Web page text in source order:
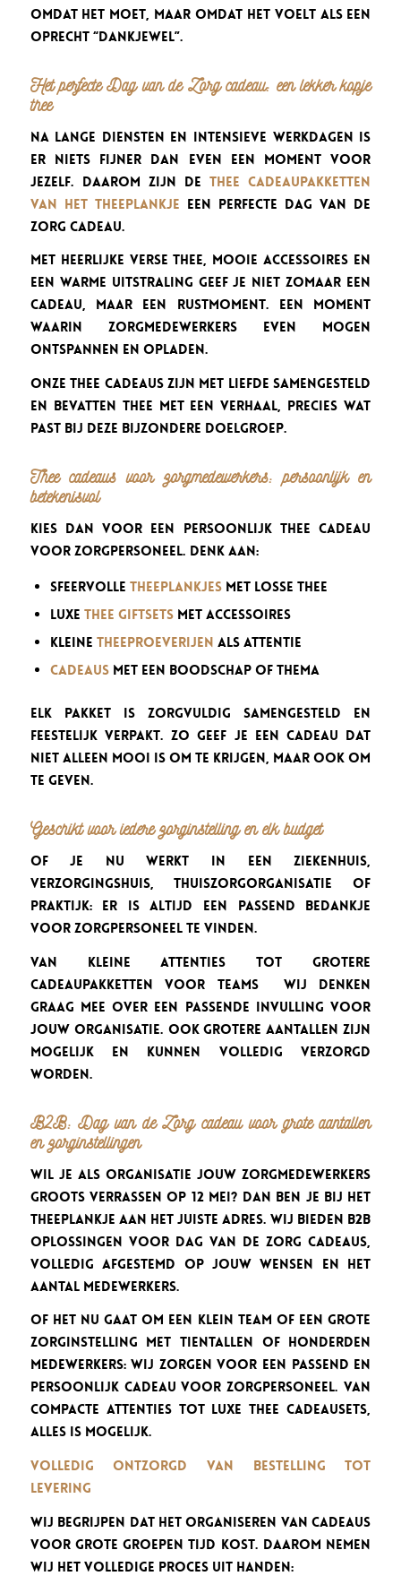
omdat het moet, maar omdat het voelt als een
oprecht “dankjewel”.
Het perfecte Dag van de Zorg cadeau: een lekker kopje
thee
Na lange diensten en intensieve werkdagen is
er niets fijner dan even een moment voor
jezelf. Daarom zijn dethee cadeaupakketten
van Het Theeplankje een perfecte Dag van de
Zorg cadeau.
Met heerlijke verse thee, mooie accessoires en
een warme uitstraling geef je niet zomaar een
cadeau, maar een rustmoment. Een moment
waarin zorgmedewerkers even mogen
ontspannen en opladen.
Onze thee cadeaus zijn met liefde samengesteld
en bevatten thee met een verhaal, precies wat
past bij deze bijzondere doelgroep.
Thee cadeaus voor zorgmedewerkers: persoonlijk en
betekenisvol
Kies dan voor een persoonlijk thee cadeau
voor zorgpersoneel. Denk aan:
Sfeervolle theeplankjesmet losse thee
Luxe thee giftsetsmet accessoires
Kleine theeproeverijen als attentie
Cadeausmet een boodschap of thema
Elk pakket is zorgvuldig samengesteld en
feestelijk verpakt. Zo geef je een cadeau dat
niet alleen mooi is om te krijgen, maar ook om
te geven.
Geschikt voor iedere zorginstelling en elk budget
Of je nu werkt in een ziekenhuis,
verzorgingshuis, thuiszorgorganisatie of
praktijk: er is altijd een passend bedankje
voor zorgpersoneel te vinden.
Van kleine attenties tot grotere
cadeaupakketten voor teams wij denken
graag mee over een passende invulling voor
jouw organisatie. Ook grotere aantallen zijn
mogelijk en kunnen volledig verzorgd
worden.
B2B: Dag van de Zorg cadeau voor grote aantallen
en zorginstellingen
Wil je als organisatie jouw zorgmedewerkers
groots verrassen op 12 mei? Dan ben je bij Het
Theeplankje aan het juiste adres. Wij bieden B2B
oplossingen voor Dag van de Zorg cadeaus,
volledig afgestemd op jouw wensen en het
aantal medewerkers.
Of het nu gaat om een klein team of een grote
zorginstelling met tientallen of honderden
medewerkers: wij zorgen voor een passend en
persoonlijk cadeau voor zorgpersoneel. Van
compacte attenties tot luxe thee cadeausets,
alles is mogelijk.
Volledig ontzorgd van bestelling tot
levering
Wij begrijpen dat het organiseren van cadeaus
voor grote groepen tijd kost. Daarom nemen
wij het volledige proces uit handen: